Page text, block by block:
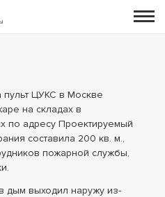
пульт ЦУКС в Москве
на складах в
по адресу Проектируемый
составила 200 кв. м.,
пожарной службы,
дым выходил наружу из-